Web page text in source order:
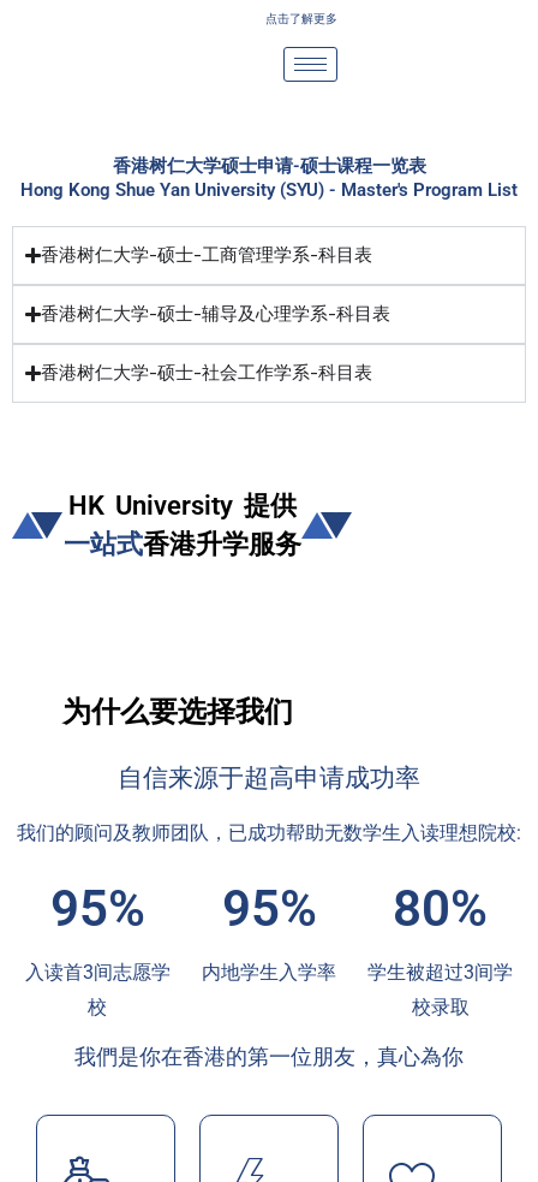
点击了解更多
香港树仁大学硕士申请-硕士课程一览表
Hong Kong Shue Yan University (SYU) - Master's Program List
香港树仁大学-硕士-工商管理学系-科目表
香港树仁大学-硕士-辅导及心理学系-科目表
香港树仁大学-硕士-社会工作学系-科目表
HK University 提供
一站式香港升学服务
为什么要选择我们
自信来源于超高申请成功率
我们的顾问及教师团队，已成功帮助无数学生入读理想院校:
95%
入读首3间志愿学
校
95%
内地学生入学率
80%
学生被超过3间学
校录取
我們是你在香港的第一位朋友，真心為你